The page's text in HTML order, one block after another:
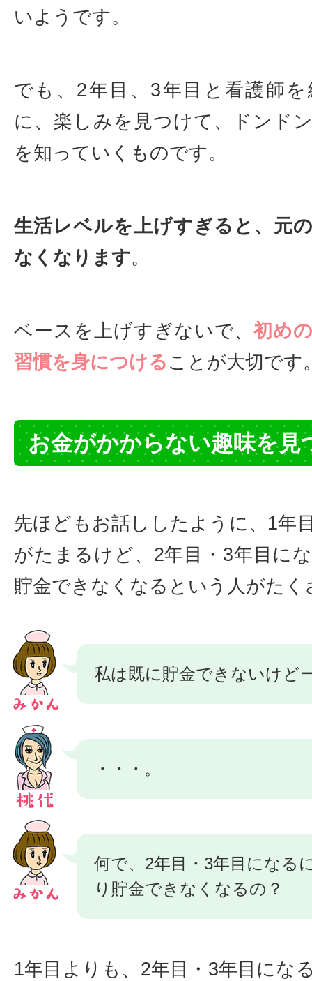
いようです。
でも、2年目、3年目と看護師
に、楽しみを見つけて、ドンド
を知っていくものです。
生活レベルを上げすぎると、元
なくなります。
ベースを上げすぎないで、初め
習慣を身につける ことが大切です
お金がかからない趣味を見
先ほどもお話ししたように、1年
がたまるけど、2年目・3年目に
貯金できなくなるという人がたく
私は既に貯金できないけど
・・・。
何で、2年目・3年目になる
り貯金できなくなるの？
1年目よりも、2年目・3年目にな